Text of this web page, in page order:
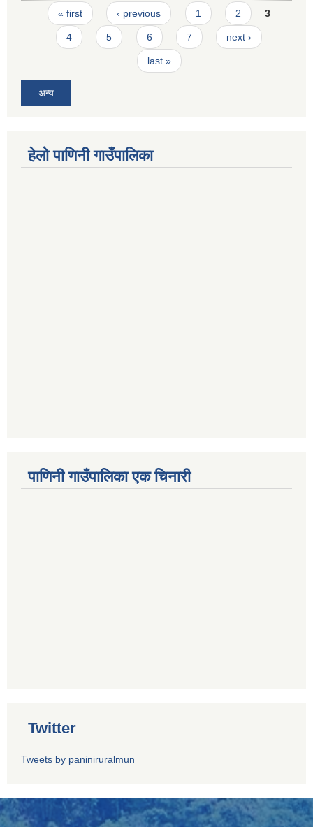
Pages
« first ‹ previous 1 2 3
4 5 6 7 next ›
last »
अन्य
हेलो पाणिनी गाउँपालिका
पाणिनी गाउँपालिका एक चिनारी
Twitter
Tweets by paniniruralmun